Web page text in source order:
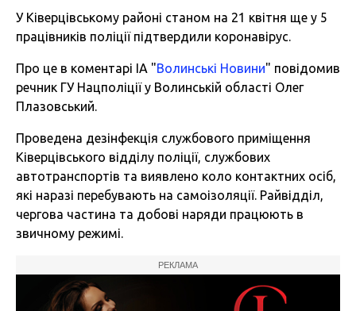
У Ківерцівському районі станом на 21 квітня ще у 5
працівників поліції підтвердили коронавірус.
Про це в коментарі ІА "Волинські Новини" повідомив
речник ГУ Нацполіції у Волинській області Олег
Плазовський.
Проведена дезінфекція службового приміщення
Ківерцівського відділу поліції, службових
автотранспортів та виявлено коло контактних осіб,
які наразі перебувають на самоізоляції. Райвідділ,
чергова частина та добові наряди працюють в
звичному режимі.
РЕКЛАМА